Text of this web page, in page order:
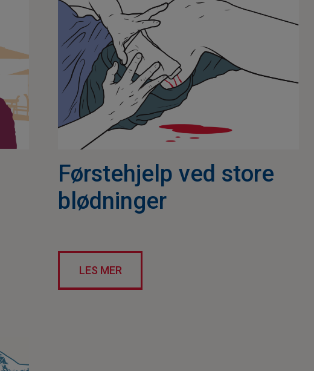
Førstehjelp ved store
blødninger
LES MER